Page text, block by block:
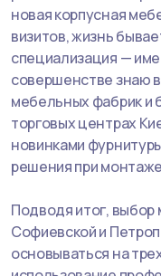
новая корпусная
визитов, жизнь
специализация —
совершенстве знаю
мебельных фабрик и
торговых центрах
новинками
решения при
Подводя итог, выбор
Софиевской и
основываться на